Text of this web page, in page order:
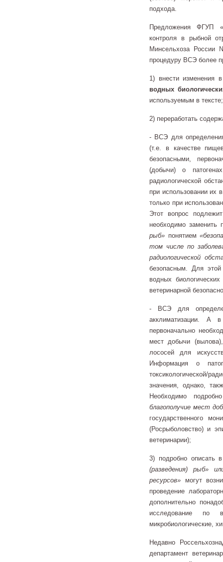
подхода.
Предложения ФГУП
контроля в рыбной
Минсельхоза России
процедуру ВСЭ более
1) внести изменения
водных
используемым в тексте;
2) переработать
- ВСЭ для
(т.е. в качестве
безопасными,
(добычи) о
радиологической
при использовании их
только при
Этот вопрос
необходимо заменить
рыб» понятием
том числе по
радиологической
безопасным. Для этой
водных
ветеринарной
- ВСЭ для
акклиматизации. А
первоначально
мест добычи
лососей для
Информация о
токсикологической/
значения, однако,
Необходимо
благополучие мест
государственного
(Росрыболовство) и
ветеринарии);
3) подробно описать
(разведения) рыб»
ресурсов» могут
проведение
дополнительно
исследование по
микробиологические,
Недавно
департамент